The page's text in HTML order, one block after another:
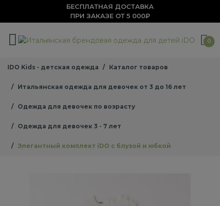
БЕСПЛАТНАЯ ДОСТАВКА
ПРИ ЗАКАЗЕ ОТ 5 000₽
0
IDO Kids - детская одежда Каталог товаров
Итальянская одежда для девочек от 3 до 16 лет
Одежда для девочек по возрасту
Одежда для девочек 3 - 7 лет
Элегантный комплект iDO с блузой и юбкой